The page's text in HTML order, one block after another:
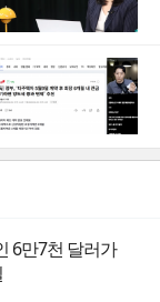
6만7천 달러가